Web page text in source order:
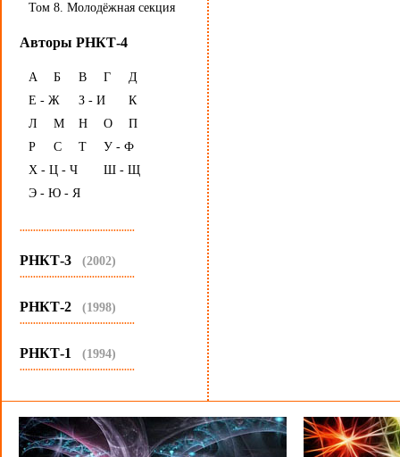
Том 8. Молодёжная секция
Авторы РНКТ-4
А Б В Г
Д
Е - Ж
З - И
К
Л
М Н О
П
Р
С Т
У - Ф
Х - Ц - Ч
Ш - Щ
Э - Ю - Я
...........................................
РНКТ-3 (2002)
...........................................
РНКТ-2 (1998)
...........................................
РНКТ-1 (1994)
...........................................